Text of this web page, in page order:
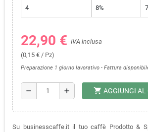
4 8%
22,90 € IVA inclusa
(0,15 € / Pz)
Preparazione 1 giorno lavorativo - Fattura
remove add shopping_cart AGGIUNGI AL
Su businesscaffe.it il tuo caffè Prodotto &